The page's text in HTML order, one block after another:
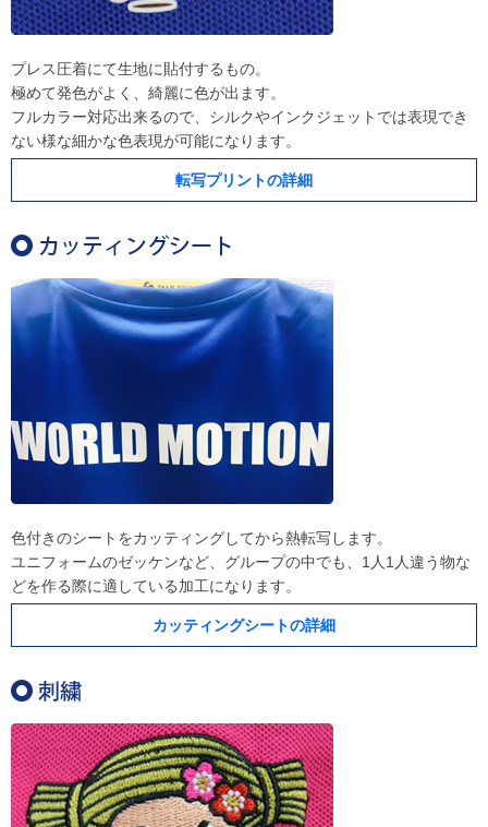
プレス圧着にて生地に貼付するもの。
極めて発色がよく、綺麗に色が出ます。
フルカラー対応出来るので、シルクやインクジェットでは表現でき
ない様な細かな色表現が可能になります。
転写プリントの詳細
色付きのシートをカッティングしてから熱転写します。
ユニフォームのゼッケンなど、グループの中でも、1人1人違う物な
どを作る際に適している加工になります。
カッティングシートの詳細